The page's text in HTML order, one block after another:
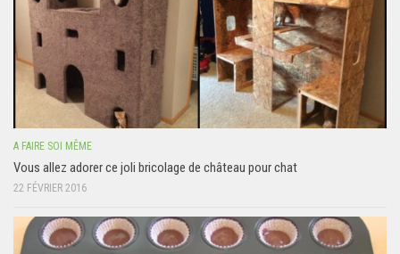
A FAIRE SOI MÊME
Vous allez adorer ce joli bricolage de château pour chat
22 FÉVRIER 2016